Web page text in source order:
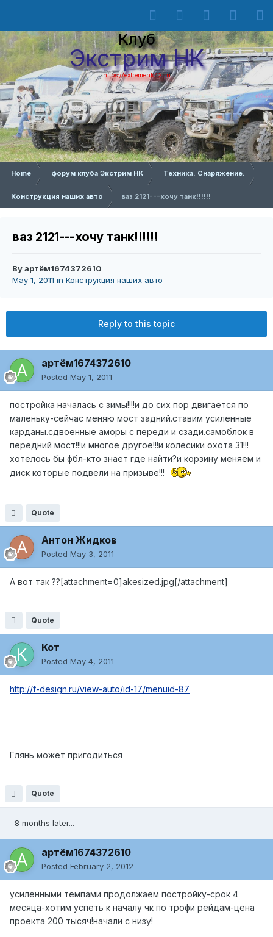
Клуб
Экстрим НК
https://extremenk42.ru
Home форум клуба Экстрим НК Техника. Снаряжение.
Конструкция наших авто ваз 2121---хочу танк!!!!!!
ваз 2121---хочу танк!!!!!!
Byартём1674372610
May 1, 2011 in Конструкция наших авто
Reply to this topic
артём1674372610
Posted May 1, 2011
постройка началась с зимы!!!!и до сих пор двигается по
маленьку-сейчас меняю мост задний.ставим усиленные
карданы.сдвоенные аморы с переди и сзади.самоблок в
передний мост!!!и многое другое!!!и колёсики охота 31!!!
хотелось бы фбл-кто знает где найти?и корзину меняем и
диск которые подвели на призыве!!!
Quote
Антон Жидков
Posted May 3, 2011
А вот так ??[attachment=0]akesized.jpg[/attachment]
Quote
Кот
Posted May 4, 2011
http://f-design.ru/view-auto/id-17/menuid-87
Глянь может пригодиться
Quote
8 months later...
артём1674372610
Posted February 2, 2012
усиленными темпами продолжаем постройку-срок 4
месяца-хотим успеть к началу чк по трофи рейдам-цена
проекта 200 тысяч!начали с низу!